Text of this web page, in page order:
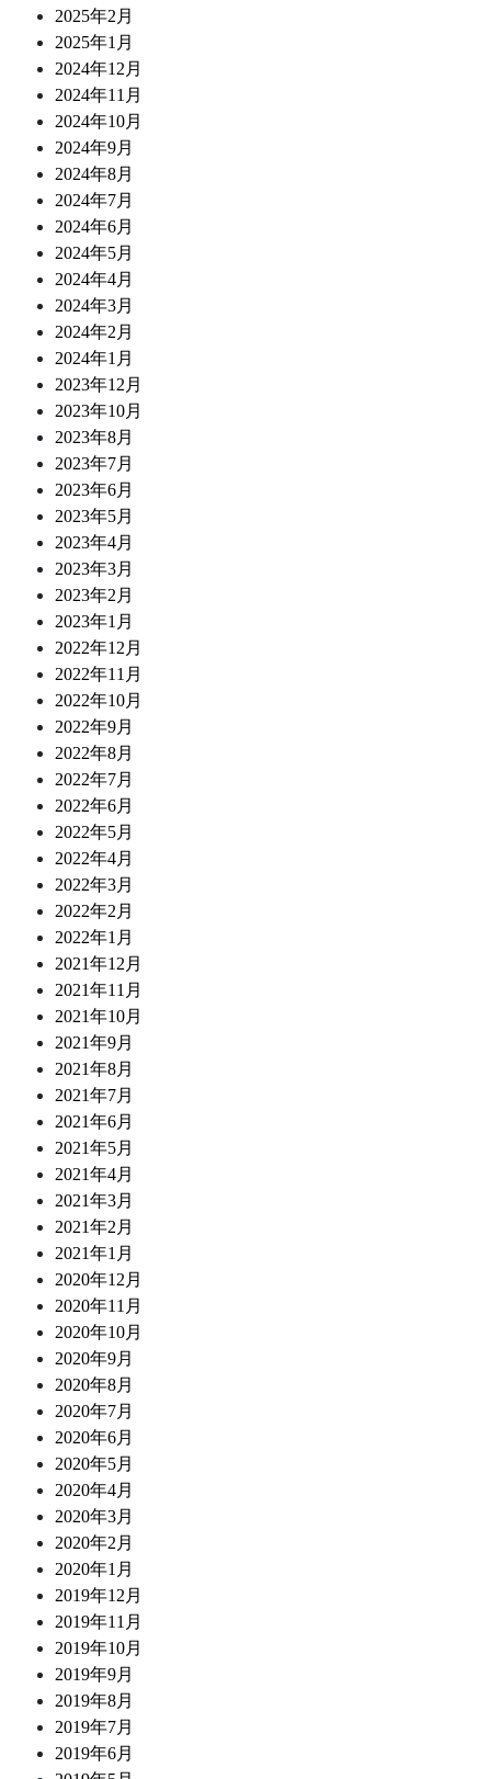
2025年2月
2025年1月
2024年12月
2024年11月
2024年10月
2024年9月
2024年8月
2024年7月
2024年6月
2024年5月
2024年4月
2024年3月
2024年2月
2024年1月
2023年12月
2023年10月
2023年8月
2023年7月
2023年6月
2023年5月
2023年4月
2023年3月
2023年2月
2023年1月
2022年12月
2022年11月
2022年10月
2022年9月
2022年8月
2022年7月
2022年6月
2022年5月
2022年4月
2022年3月
2022年2月
2022年1月
2021年12月
2021年11月
2021年10月
2021年9月
2021年8月
2021年7月
2021年6月
2021年5月
2021年4月
2021年3月
2021年2月
2021年1月
2020年12月
2020年11月
2020年10月
2020年9月
2020年8月
2020年7月
2020年6月
2020年5月
2020年4月
2020年3月
2020年2月
2020年1月
2019年12月
2019年11月
2019年10月
2019年9月
2019年8月
2019年7月
2019年6月